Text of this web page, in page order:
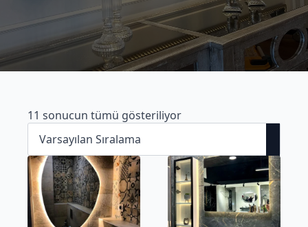
11 sonucun tümü gösteriliyor